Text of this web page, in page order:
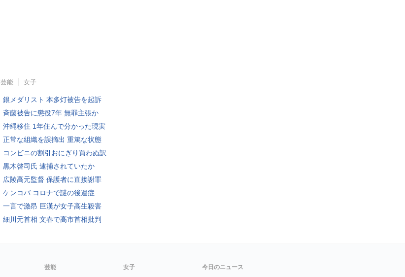
芸能 女子
銀メダリスト 本多灯被告を起訴
斉藤被告に懲役7年 無罪主張か
沖縄移住 1年住んで分かった現実
正常な組織を誤摘出 重篤な状態
コンビニの割引おにぎり買わぬ訳
黒木啓司氏 逮捕されていたか
広陵高元監督 保護者に直接謝罪
ケンコバ コロナで謎の後遺症
一言で激昂 巨漢が女子高生殺害
細川元首相 文春で高市首相批判
芸能 女子 今日のニュース